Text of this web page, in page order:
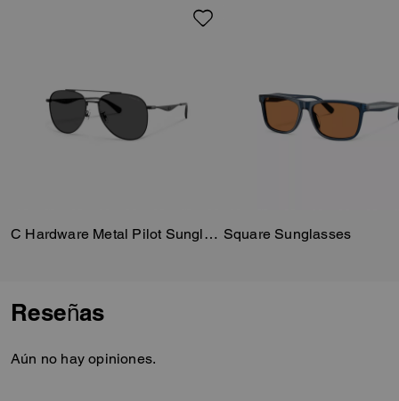
C Hardware Metal Pilot Sunglasses Square Sunglasses
Reseñas
Aún no hay opiniones.